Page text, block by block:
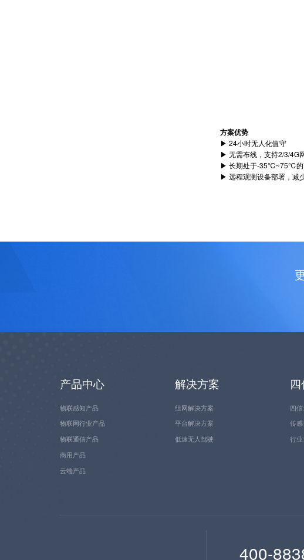
方案优势
▶ 24小时无人化值守
▶ 无需布线，支持2/3/4G
▶ 长期处于-35℃~75℃的
▶ 远程观测设备部署，减少
产品中心
物联感知产品
物联网行业产品
物联通信产品
商用产品
云端产品
解决方案
组网解决方案
平台解决方案
低速无人驾驶
四信
传感
行业
400-